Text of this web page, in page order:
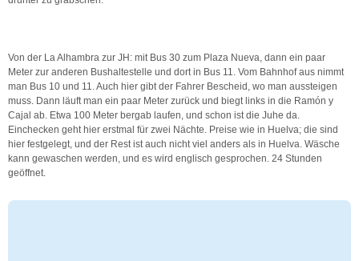
Von der La Alhambra zur JH: mit Bus 30 zum Plaza Nueva, dann ein paar
Meter zur anderen Bushaltestelle und dort in Bus 11. Vom Bahnhof aus nimmt
man Bus 10 und 11. Auch hier gibt der Fahrer Bescheid, wo man aussteigen
muss. Dann läuft man ein paar Meter zurück und biegt links in die Ramón y
Cajal ab. Etwa 100 Meter bergab laufen, und schon ist die Juhe da.
Einchecken geht hier erstmal für zwei Nächte. Preise wie in Huelva; die sind
hier festgelegt, und der Rest ist auch nicht viel anders als in Huelva. Wäsche
kann gewaschen werden, und es wird englisch gesprochen. 24 Stunden
geöffnet.